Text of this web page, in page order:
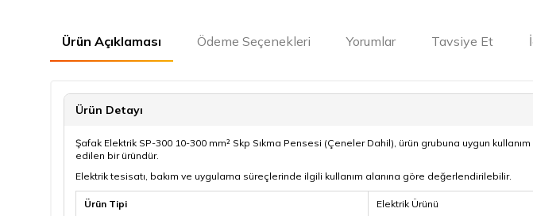
Ürün Açıklaması Ödeme Seçenekleri Yorumlar Tavsiye Et
Ürün Detayı
Şafak Elektrik SP-300 10-300 mm² Skp Sıkma Pensesi (Çeneler Dahil), ürün grubuna uygun
edilen bir üründür.
Elektrik tesisatı, bakım ve uygulama süreçlerinde ilgili kullanım alanına göre değerlendirilebilir.
Ürün Tipi Elektrik Ürünü